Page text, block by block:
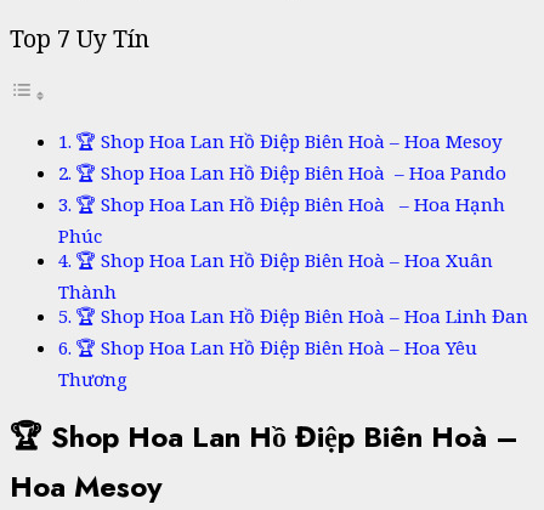
Top 7 Uy Tín
🏆 Shop Hoa Lan Hồ Điệp Biên Hoà – Hoa Mesoy
🏆 Shop Hoa Lan Hồ Điệp Biên Hoà – Hoa Pando
🏆 Shop Hoa Lan Hồ Điệp Biên Hoà – Hoa Hạnh
Phúc
🏆 Shop Hoa Lan Hồ Điệp Biên Hoà – Hoa Xuân
Thành
🏆 Shop Hoa Lan Hồ Điệp Biên Hoà – Hoa Linh Đan
🏆 Shop Hoa Lan Hồ Điệp Biên Hoà – Hoa Yêu
Thương
🏆 Shop Hoa Lan Hồ Điệp Biên Hoà –
Hoa Mesoy